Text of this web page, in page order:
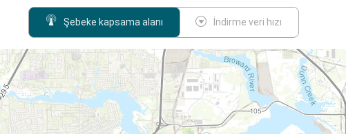
Şebeke kapsama alanı İndirme veri hızı